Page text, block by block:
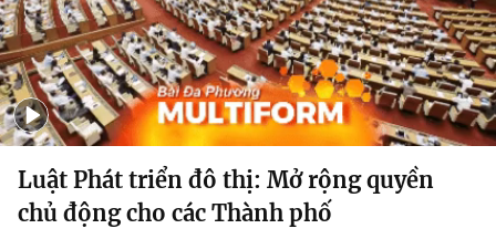
Luật Phát triển đô thị: Mở rộng quyền
chủ động cho các Thành phố